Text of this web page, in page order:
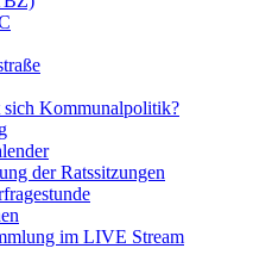
sich Kommunalpolitik?
der Ratssitzungen
im LIVE Stream